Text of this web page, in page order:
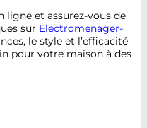
ligne et assurez-vous de
sur Electromenager-
le style et l’efficacité
pour votre maison à des